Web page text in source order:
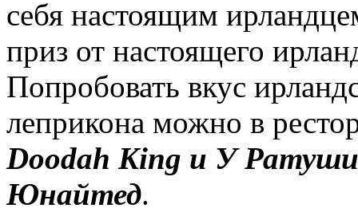
себя настоящим
приз от настоящего
Попробовать вкус
леприкона можно в
Doodah King и У
Юнайтед.